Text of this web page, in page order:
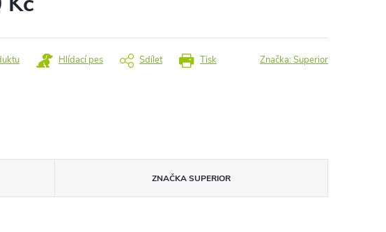
Tisk
Hlídací pes Sdílet Značka:Superior
ZNAČKASUPERIOR